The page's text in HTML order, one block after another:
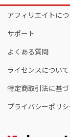
アフィリエイトに
サポート
よくある質問
ライセンスについて
特定商取引法に基
プライバシーポリ